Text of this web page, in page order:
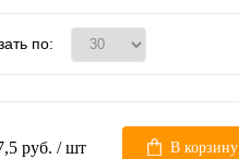
по:
руб. / шт В корзину